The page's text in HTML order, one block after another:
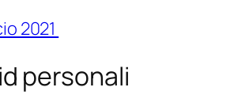
2021
personali